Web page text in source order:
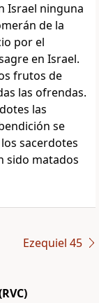
Israel ninguna
de la
por el
en Israel.
frutos de
las ofrendas.
las
se
sacerdotes
sido matados
Ezequiel 45